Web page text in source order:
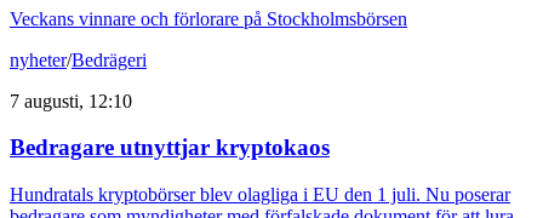
Veckans vinnare och förlorare på Stockholmsbörsen
nyheter/Bedrägeri
7 augusti, 12:10
Bedragare utnyttjar kryptokaos
Hundratals kryptobörser blev olagliga i EU den 1 juli. Nu poserar